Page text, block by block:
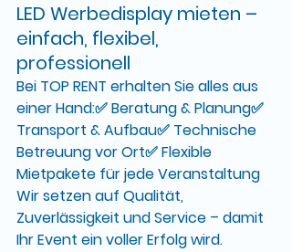
LED Werbedisplay mieten –
einfach, flexibel,
professionell
Bei TOP RENT erhalten Sie alles aus
einer Hand:✅ Beratung & Planung✅
Transport & Aufbau✅ Technische
Betreuung vor Ort✅ Flexible
Mietpakete für jede Veranstaltung
Wir setzen auf Qualität,
Zuverlässigkeit und Service – damit
Ihr Event ein voller Erfolg wird.